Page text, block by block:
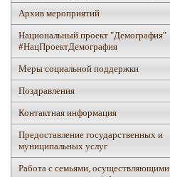
Архив мероприятий
Национальный проект "Демография"
#НацПроектДемография
Mеры социальной поддержки
Поздравления
Контактная информация
Предоставление государственных и
муниципальных услуг
Работа с семьями, осуществляющими